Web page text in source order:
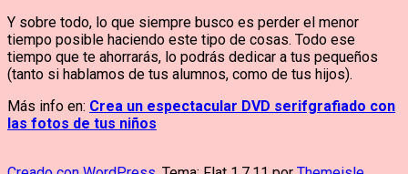
Y sobre todo, lo que siempre busco es perder el menor
tiempo posible haciendo este tipo de cosas. Todo ese
tiempo que te ahorrarás, lo podrás dedicar a tus pequeños
(tanto si hablamos de tus alumnos, como de tus hijos).
Más info en: Crea un espectacular DVD serifgrafiado con
las fotos de tus niños